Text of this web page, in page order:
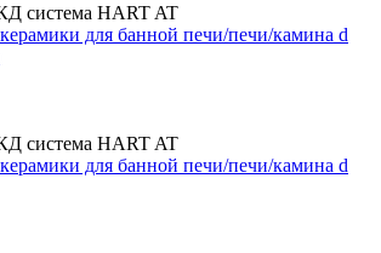
система HART AT
для банной печи/печи/камина d
система HART AT
для банной печи/печи/камина d